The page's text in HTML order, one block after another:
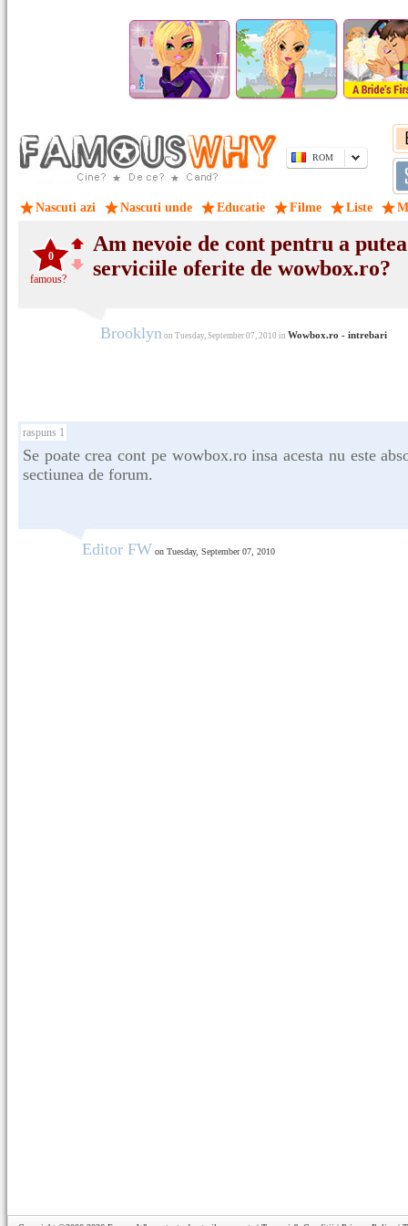
ROM
Nascuti azi Nascuti unde Educatie Filme Liste
0
famous?
Am nevoie de cont pentru a
serviciile oferite de wowbox.ro?
Brooklyn on Tuesday, September 07, 2010 in Wowbox.ro - intrebari
raspuns 1
Se poate crea cont pe wowbox.ro insa acesta nu este
sectiunea de forum.
Editor FW on Tuesday, September 07, 2010